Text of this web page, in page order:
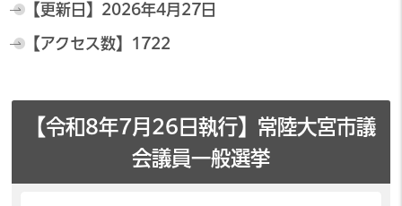
【更新日】 2026年4月27日
【アクセス数】 1722
【令和8年7月26日執行】常陸大宮市議
会議員一般選挙